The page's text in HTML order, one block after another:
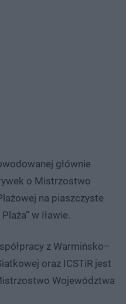
głównie
o Mistrzostwo
na piaszczyste
w Iławie.
z Warmińsko–
oraz ICSTiR jest
Województwa